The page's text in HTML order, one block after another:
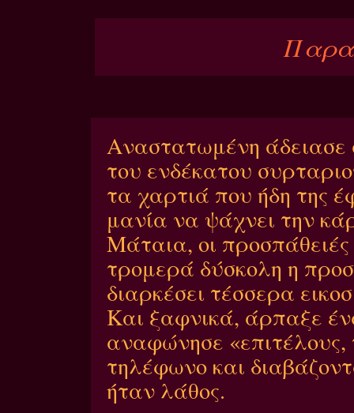
Αναστατωμένη άδειασε
του ενδέκατου
τα χαρτιά που ήδη της
μανία να ψάχνει την
Μάταια, οι
τρομερά δύσκολη η
διαρκέσει τέσσερα
Και ξαφνικά, άρπαξε
αναφώνησε
τηλέφωνο και
ήταν λάθος.